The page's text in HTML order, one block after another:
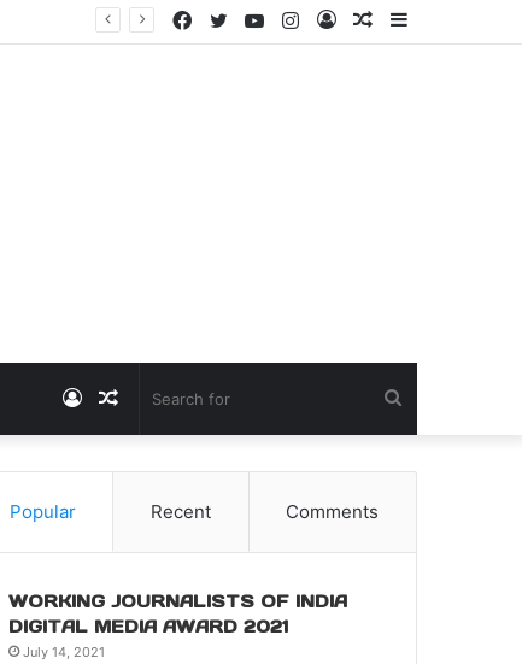
Sidebar
Random
Log
Instagram
YouTube
Twitter
Facebook
for
Random
Article
Log
In
Popular Recent Comments
WORKING JOURNALISTS OF INDIA
DIGITAL MEDIA AWARD 2021
July 14, 2021